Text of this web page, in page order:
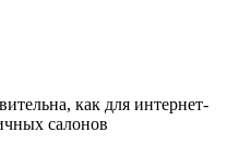
как для интернет-
салонов